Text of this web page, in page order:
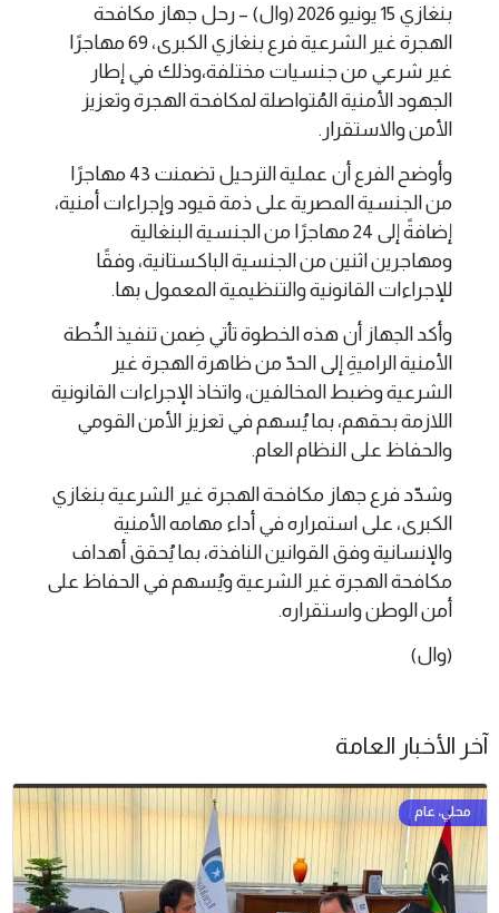
بنغازي 15 يونيو 2026 (وال) – رحل جهاز مكافحة
الهجرة غير الشرعية فرع بنغازي الكبرى، 69 مهاجرًا
غير شرعي من جنسيات مختلفة،وذلك في إطار
الجهود الأمنية المُتواصلة لمكافحة الهجرة وتعزيز
الأمن والاستقرار.
وأوضح الفرع أن عملية الترحيل تضمنت 43 مهاجرًا
من الجنسية المصرية على ذمة قيود وإجراءات أمنية،
إضافةً إلى 24 مهاجرًا من الجنسية البنغالية
ومهاجرين اثنين من الجنسية الباكستانية، وفقًا
للإجراءات القانونية والتنظيمية المعمول بها.
وأكد الجهاز أن هذه الخطوة تأتي ضِمن تنفيذ الخُطة
الأمنية الراميةِ إلى الحدّ من ظاهرة الهجرة غير
الشرعية وضبط المخالفين، واتخاذ الإجراءات القانونية
اللازمة بحقهم، بما يُسهم في تعزيز الأمن القومي
والحفاظ على النظام العام.
وشدّد فرع جهاز مكافحة الهجرة غير الشرعية بنغازي
الكبرى، على استمراره في أداء مهامه الأمنية
والإنسانية وفق القوانين النافذة، بما يُحقق أهداف
مكافحة الهجرة غير الشرعية ويُسهم في الحفاظ على
أمن الوطن واستقراره.
(وال)
آخر الأخبار العامة